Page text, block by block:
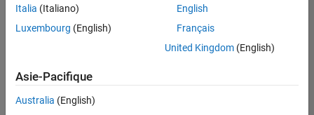
traduites.
Effectuez
lieu
pour
Italia (Italiano)
Luxembourg (English)
English
Français
United Kingdom(English)
Asie-Pacifique
Australia (English)